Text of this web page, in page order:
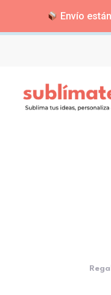
Envío